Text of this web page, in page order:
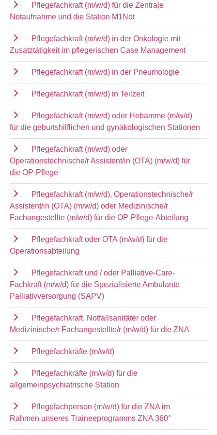
Pflegefachkraft (m/w/d) für die Zentrale
Notaufnahme und die Station M1Not
Pflegefachkraft (m/w/d) in der Onkologie mit
Zusatztätigkeit im pflegerischen Case Management
Pflegefachkraft (m/w/d) in der Pneumologie
Pflegefachkraft (m/w/d) in Teilzeit
Pflegefachkraft (m/w/d) oder Hebamme (m/w/d)
für die geburtshilflichen und gynäkologischen Stationen
Pflegefachkraft (m/w/d) oder
Operationstechnische/r Assistent/in (OTA) (m/w/d) für
die OP-Pflege
Pflegefachkraft (m/w/d), Operationstechnische/r
Assistent/in (OTA) (m/w/d) oder Medizinische/r
Fachangestellte (m/w/d) für die OP-Pflege-Abteilung
Pflegefachkraft oder OTA (m/w/d) für die
Operationsabteilung
Pflegefachkraft und / oder Palliative-Care-
Fachkraft (m/w/d) für die Spezialisierte Ambulante
Palliativversorgung (SAPV)
Pflegefachkraft, Notfallsanitäter oder
Medizinische/r Fachangestellte/r (m/w/d) für die ZNA
Pflegefachkräfte (m/w/d)
Pflegefachkräfte (m/w/d) für die
allgemeinpsychiatrische Station
Pflegefachperson (m/w/d) für die ZNA im
Rahmen unseres Traineeprogramms ZNA 360°